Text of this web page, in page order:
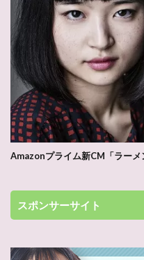
Amazonプライム新CM「ラーメ
スポンサーサイト